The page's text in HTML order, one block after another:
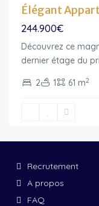
Élégant
244.900€
Découvrez ce
dernier étage du
2 1 61 m2
Recrutement
A propos
FAQ